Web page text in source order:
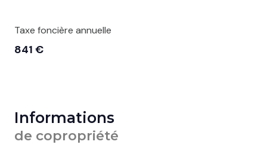
Taxe foncière annuelle
841 €
Informations
de copropriété